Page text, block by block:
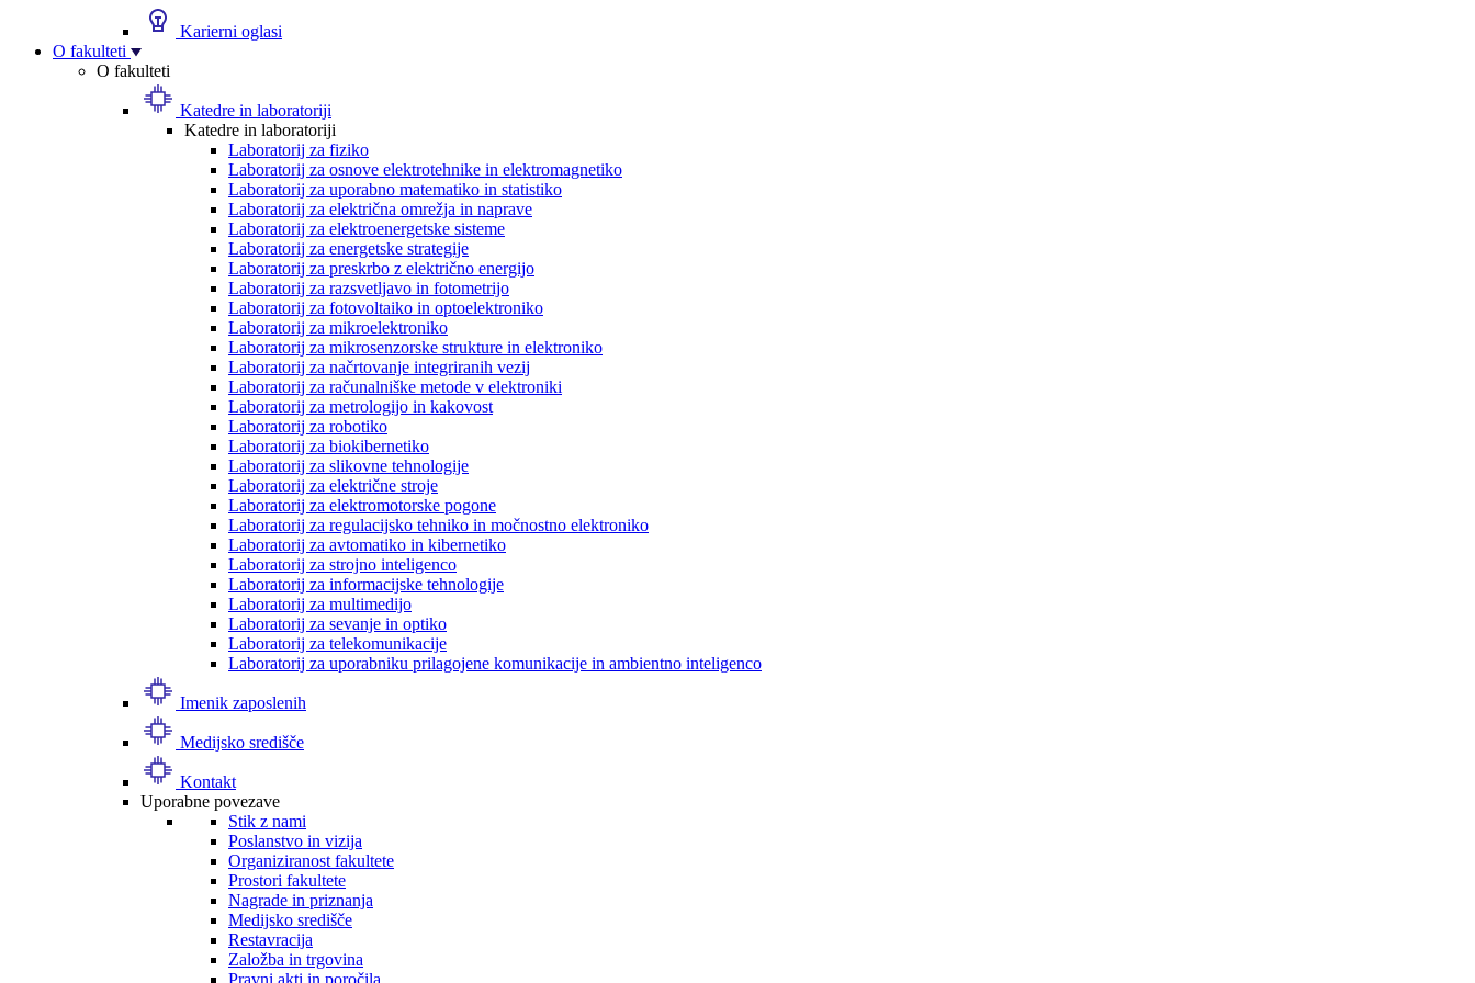
Karierni oglasi
O fakulteti
O fakulteti
Katedre in laboratoriji
Katedre in laboratoriji
Laboratorij za fiziko
Laboratorij za osnove elektrotehnike in elektromagnetiko
Laboratorij za uporabno matematiko in statistiko
Laboratorij za električna omrežja in naprave
Laboratorij za elektroenergetske sisteme
Laboratorij za energetske strategije
Laboratorij za preskrbo z električno energijo
Laboratorij za razsvetljavo in fotometrijo
Laboratorij za fotovoltaiko in optoelektroniko
Laboratorij za mikroelektroniko
Laboratorij za mikrosenzorske strukture in elektroniko
Laboratorij za načrtovanje integriranih vezij
Laboratorij za računalniške metode v elektroniki
Laboratorij za metrologijo in kakovost
Laboratorij za robotiko
Laboratorij za biokibernetiko
Laboratorij za slikovne tehnologije
Laboratorij za električne stroje
Laboratorij za elektromotorske pogone
Laboratorij za regulacijsko tehniko in močnostno elektroniko
Laboratorij za avtomatiko in kibernetiko
Laboratorij za strojno inteligenco
Laboratorij za informacijske tehnologije
Laboratorij za multimedijo
Laboratorij za sevanje in optiko
Laboratorij za telekomunikacije
Laboratorij za uporabniku prilagojene komunikacije in ambientno inteligenco
Imenik zaposlenih
Medijsko središče
Kontakt
Uporabne povezave
Stik z nami
Poslanstvo in vizija
Organiziranost fakultete
Prostori fakultete
Nagrade in priznanja
Medijsko središče
Restavracija
Založba in trgovina
Pravni akti in poročila